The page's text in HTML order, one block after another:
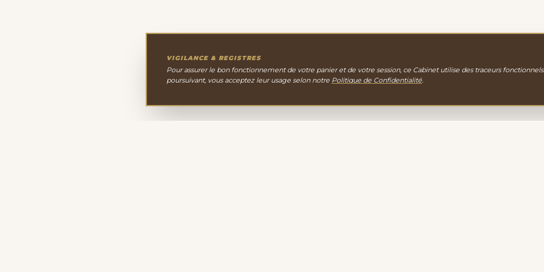
VIGILANCE & REGISTRES
Pour assurer le bon fonctionnement de votre panier et de votre session, ce Cabinet utilise des traceurs
poursuivant, vous acceptez leur usage selon notre Politique de Confidentialité.